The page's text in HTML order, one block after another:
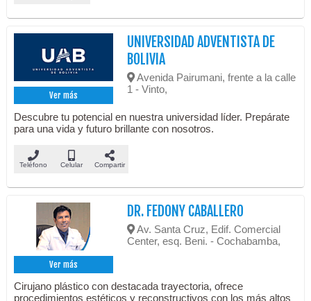
Ver más
UNIVERSIDAD ADVENTISTA DE
BOLIVIA
Avenida Pairumani, frente a la calle
1 - Vinto,
Descubre tu potencial en nuestra universidad líder. Prepárate
para una vida y futuro brillante con nosotros.
Teléfono Celular Compartir
Ver más
DR. FEDONY CABALLERO
Av. Santa Cruz, Edif. Comercial
Center, esq. Beni. - Cochabamba,
Cirujano plástico con destacada trayectoria, ofrece
procedimientos estéticos y reconstructivos con los más altos